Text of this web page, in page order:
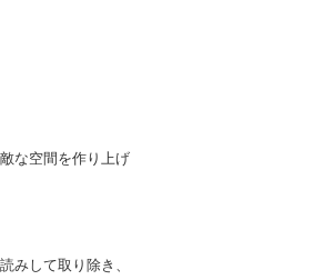
な空間を作り上げ
みして取り除き、